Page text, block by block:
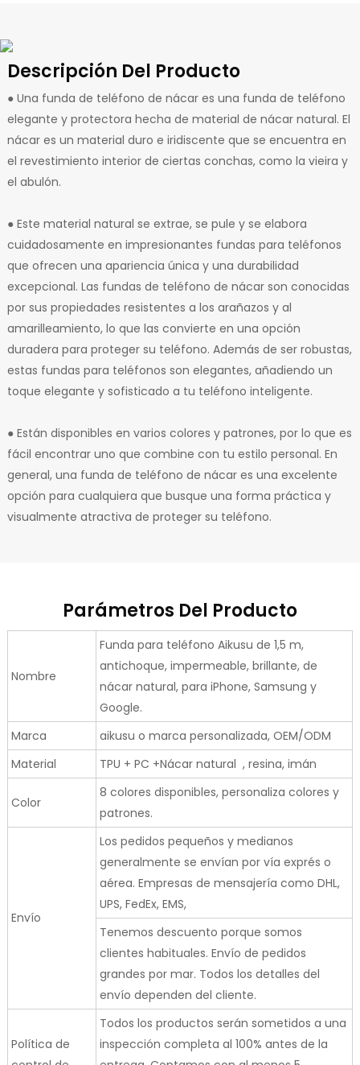
Descripción Del Producto
● Una funda de teléfono de nácar es una funda de teléfono
elegante y protectora hecha de material de nácar natural. El
nácar es un material duro e iridiscente que se encuentra en
el revestimiento interior de ciertas conchas, como la vieira y
el abulón.
● Este material natural se extrae, se pule y se elabora
cuidadosamente en impresionantes fundas para teléfonos
que ofrecen una apariencia única y una durabilidad
excepcional. Las fundas de teléfono de nácar son conocidas
por sus propiedades resistentes a los arañazos y al
amarilleamiento, lo que las convierte en una opción
duradera para proteger su teléfono. Además de ser robustas,
estas fundas para teléfonos son elegantes, añadiendo un
toque elegante y sofisticado a tu teléfono inteligente.
● Están disponibles en varios colores y patrones, por lo que es
fácil encontrar uno que combine con tu estilo personal. En
general, una funda de teléfono de nácar es una excelente
opción para cualquiera que busque una forma práctica y
visualmente atractiva de proteger su teléfono.
Parámetros Del Producto
Nombre
Funda para teléfono Aikusu de 1,5 m,
antichoque, impermeable, brillante, de
nácar natural, para iPhone, Samsung y
Google.
Marca
aikusu o marca personalizada, OEM/ODM
Material
TPU + PC +Nácar natural , resina, imán
Color
8 colores disponibles, personaliza colores y
patrones.
Envío
Los pedidos pequeños y medianos
generalmente se envían por vía exprés o
aérea. Empresas de mensajería como DHL,
UPS, FedEx, EMS,
Tenemos descuento porque somos
clientes habituales. Envío de pedidos
grandes por mar. Todos los detalles del
envío dependen del cliente.
Política de
Todos los productos serán sometidos a una
inspección completa al 100% antes de la